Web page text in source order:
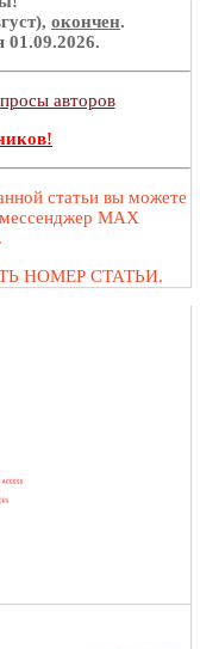
окончен.
01.09.2026.
авторов
статьи вы можете
MAX
НОМЕР СТАТЬИ.